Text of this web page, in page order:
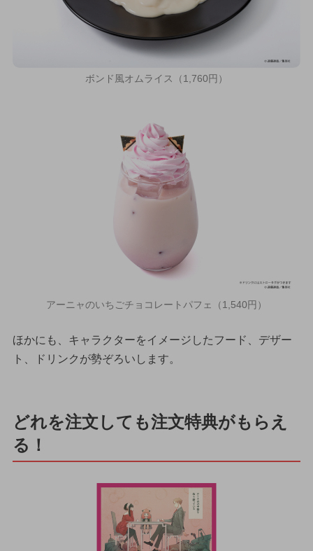
ボンド風オムライス（1,760円）
アーニャのいちごチョコレートパフェ（1,540円）
ほかにも、キャラクターをイメージしたフード、デザー
ト、ドリンクが勢ぞろいします。
どれを注文しても注文特典がもらえ
る！